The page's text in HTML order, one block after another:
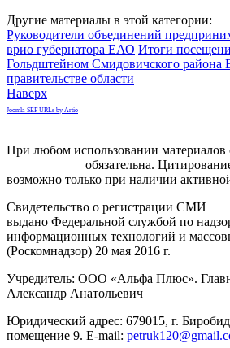
Другие материалы в этой категории:
Руководители объединений
врио губернатора ЕАО Итоги
Гольдштейном Смидовичского
правительстве области
Наверх
Joomla SEF URLs by Artio
При любом использовании материалов
обязательна.
возможно только при наличии
Свидетельство о регистрации СМИ
выдано Федеральной службой по
информационных технологий и
(Роскомнадзор) 20 мая 2016 г.
Учредитель: ООО «Альфа Плюс».
Александр Анатольевич
Юридический адрес: 679015, г.
помещение 9. E-mail: